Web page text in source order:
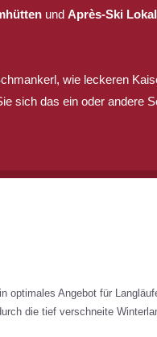
und Après-Ski
wie leckeren
sich das ein oder andere
optimales Angebot für
die tief verschneite